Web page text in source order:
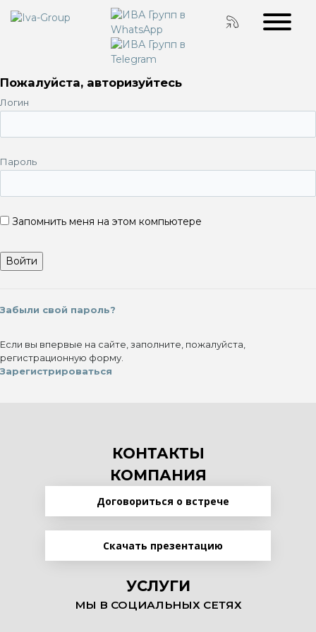
Пожалуйста, авторизуйтесь
Логин
Пароль
Запомнить меня на этом компьютере
Забыли свой пароль?
Если вы впервые на сайте, заполните, пожалуйста,
регистрационную форму.
Зарегистрироваться
КОНТАКТЫ
КОМПАНИЯ
Договориться о встрече
Скачать презентацию
УСЛУГИ
МЫ В СОЦИАЛЬНЫХ СЕТЯХ